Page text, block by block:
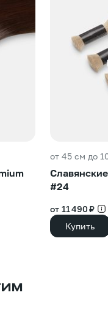
от 45 см до
#24
от 11 490 ₽
Купить